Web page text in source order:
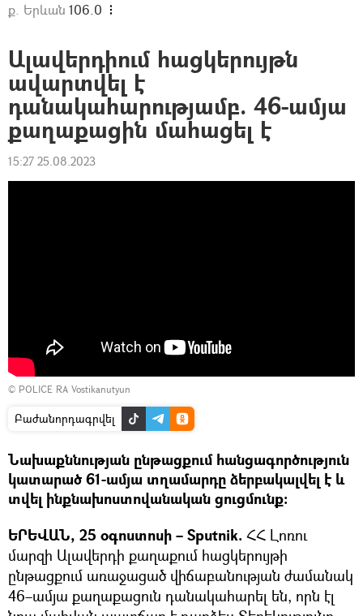
ք. Երևան 106.0
Ալավերդիում հացկերույթն
ավարտվել է
դանակահարությամբ. 46-ամյա
քաղաքացին մահացել է
15:27 25.08.2023
© POLICE RA Vostikanutyun
Բաժանորդագրվել
Նախաքննության ընթացքում հանցագործություն
կատարած 61-ամյա տղամարդը ձերբակալվել է և
տվել ինքնախոստովանական ցուցմունք:
ԵՐԵՎԱՆ, 25 օգոստոսի – Sputnik. ՀՀ Լոռու
մարզի Ալավերդի քաղաքում հացկերույթի
ընթացքում առաջացած վիճաբանության ժամանակ
46–ամյա քաղաքացուն դանակահարել են, որն էլ